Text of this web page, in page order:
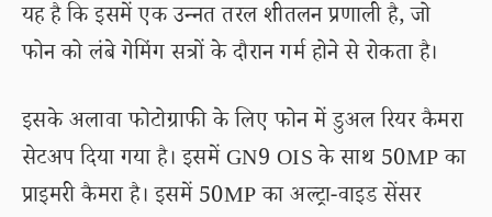
यह है कि इसमें एक उन्नत तरल शीतलन प्रणाली है, जो
फोन को लंबे गेमिंग सत्रों के दौरान गर्म होने से रोकता है।
इसके अलावा फोटोग्राफी के लिए फोन में डुअल रियर कैमरा
सेटअप दिया गया है। इसमें GN9 OIS के साथ 50MP का
प्राइमरी कैमरा है। इसमें 50MP का अल्ट्रा-वाइड सेंसर